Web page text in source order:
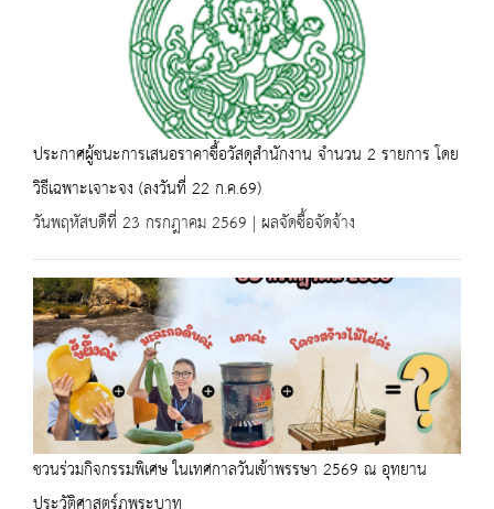
ประกาศผู้ชนะการเสนอราคาซื้อวัสดุสำนักงาน จำนวน 2 รายการ โดย
วิธีเฉพาะเจาะจง (ลงวันที่ 22 ก.ค.69)
วันพฤหัสบดีที่ 23 กรกฎาคม 2569 | ผลจัดซื้อจัดจ้าง
ชวนร่วมกิจกรรมพิเศษ ในเทศกาลวันเข้าพรรษา 2569 ณ อุทยาน